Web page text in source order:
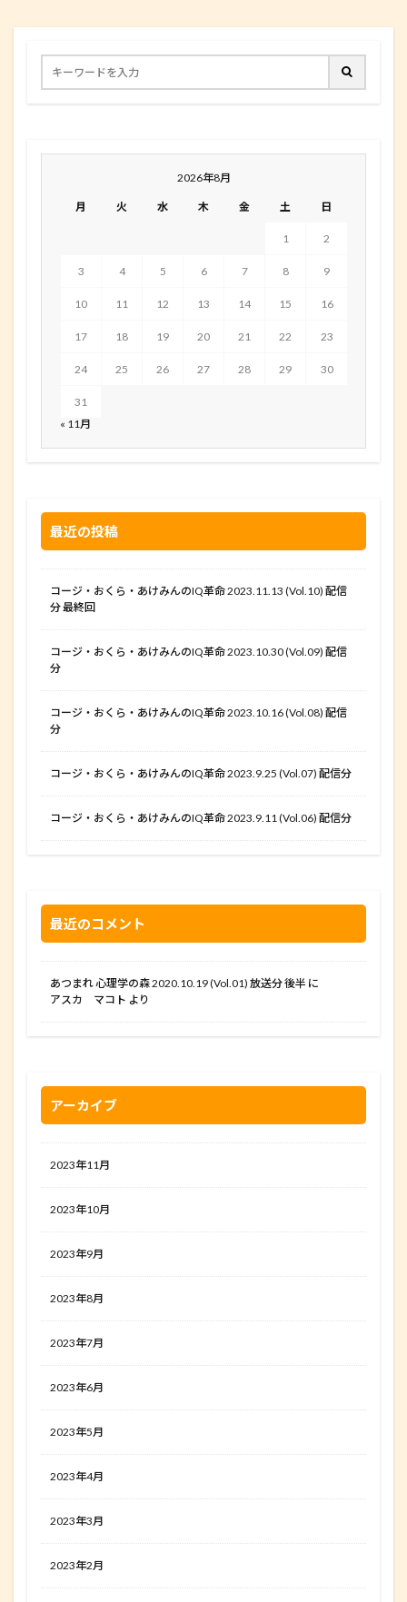
2026年8月
月 火 水 木 金 土 日
1 2
3 4 5 6 7 8 9
10 11 12 13 14 15 16
17 18 19 20 21 22 23
24 25 26 27 28 29 30
31
« 11月
最近の投稿
コージ・おくら・あけみんのIQ革命 2023.11.13 (Vol.10) 配信
分 最終回
コージ・おくら・あけみんのIQ革命 2023.10.30 (Vol.09) 配信
分
コージ・おくら・あけみんのIQ革命 2023.10.16 (Vol.08) 配信
分
コージ・おくら・あけみんのIQ革命 2023.9.25 (Vol.07) 配信分
コージ・おくら・あけみんのIQ革命 2023.9.11 (Vol.06) 配信分
最近のコメント
あつまれ 心理学の森 2020.10.19 (Vol.01) 放送分 後半 に
アスカ マコト より
アーカイブ
2023年11月
2023年10月
2023年9月
2023年8月
2023年7月
2023年6月
2023年5月
2023年4月
2023年3月
2023年2月